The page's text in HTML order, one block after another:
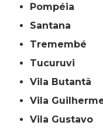
Pompéia
Santana
Tremembé
Tucuruvi
Vila Butantã
Vila
Vila Gustavo